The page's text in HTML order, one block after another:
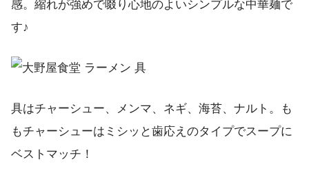
感。縮れが強めで啜り心地のよいシンプルな中華麺で
す♪
具はチャーシュー、メンマ、ネギ、海苔、ナルト。も
もチャーシューはミシッと歯応えのタイプでスープに
ベストマッチ！